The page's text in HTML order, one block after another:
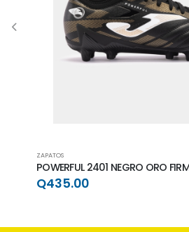
ZAPATOS
POWERFUL 2401 NEGRO ORO
Q435.00